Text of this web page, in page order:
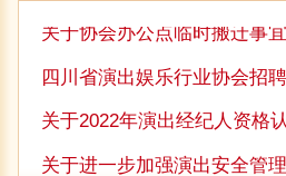
四川省演出娱乐行业协会招
关于进一步加强演出安全管